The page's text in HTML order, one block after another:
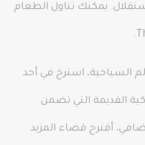
يمكنك تناول الطعام
السياحية، استرخ في أحد
القديمة التي تضمن
أقترح قضاء المزيد